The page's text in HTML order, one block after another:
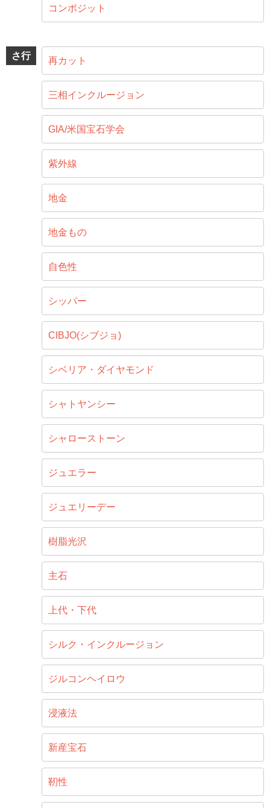
コンポジット
さ行 再カット
三相インクルージョン
GIA/米国宝石学会
紫外線
地金
地金もの
自色性
シッパー
CIBJO(シブジョ)
シベリア・ダイヤモンド
シャトヤンシー
シャローストーン
ジュエラー
ジュエリーデー
樹脂光沢
主石
上代・下代
シルク・インクルージョン
ジルコンヘイロウ
浸液法
新産宝石
靭性